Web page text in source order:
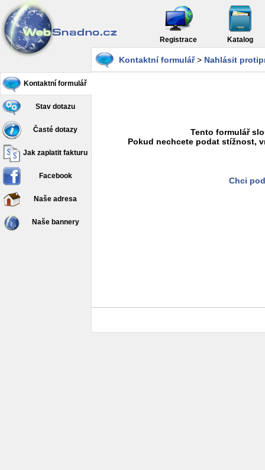
Registrace Katalog
Kontaktní formulář
Stav dotazu
Časté dotazy
Jak zaplatit fakturu
Facebook
Naše adresa
Naše bannery
Kontaktní formulář> Nahlásit
Tento formulář
Pokud nechcete podat stížnost,
Chci